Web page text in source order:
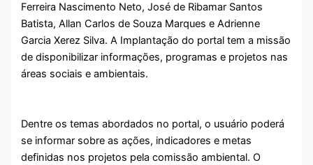
Ferreira Nascimento Neto, José de Ribamar Santos
Batista, Allan Carlos de Souza Marques e Adrienne
Garcia Xerez Silva. A Implantação do portal tem a missão
de disponibilizar informações, programas e projetos nas
áreas sociais e ambientais.
Dentre os temas abordados no portal, o usuário poderá
se informar sobre as ações, indicadores e metas
definidas nos projetos pela comissão ambiental. O